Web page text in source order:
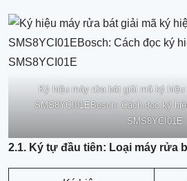
Ký hiệu máy rửa bát giải mã ký
SMS8YCI01EBosch: Cách đọc ký
SMS8YCI01E
2.1. Ký tự đầu tiên: Loại máy rửa